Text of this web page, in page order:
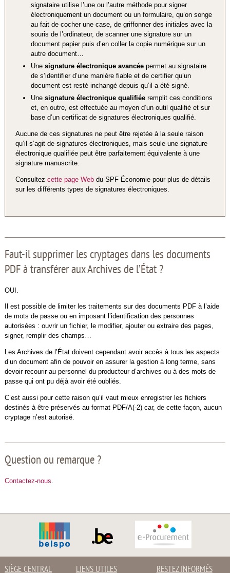
signataire utilise l’une ou l’autre méthode pour signer
électroniquement un document ou un formulaire, qu’on songe
au fait de cocher une case, de griffonner des initiales avec la
souris de l’ordinateur, de scanner une signature sur un
document papier puis d’en coller la copie numérique sur un
autre document…
Une signature électronique avancéepermet au signataire
de s’identifier d’une manière fiable et de certifier qu’un
document est resté inchangé depuis qu’il a été signé.
Une signature électronique qualifiéeremplit ces conditions
et, en outre, est effectuée au moyen d’un outil qualifié et sur
base d’un certificat de signatures électroniques qualifié.
Aucune de ces signatures ne peut être rejetée à la seule raison
qu’il s’agit de signatures électroniques, mais seule une signature
électronique qualifiée peut être parfaitement équivalente à une
signature manuscrite.
Consultez cette page Webdu SPF Économie pour plus de détails
sur les différents types de signatures électroniques.
Faut-il supprimer les cryptages dans les documents
PDF à transférer aux Archives de l’État ?
OUI.
Il est possible de limiter les traitements sur des documents PDF à l’aide
de mots de passe ou en imposant l’identification des personnes
autorisées : ouvrir un fichier, le modifier, ajouter ou extraire des pages,
signer, remplir des champs…
Les Archives de l’État doivent cependant avoir accès à tous les aspects
d’un document afin de pouvoir en assurer la gestion à long terme, sans
devoir recourir au personnel du producteur d’archives ou à des mots de
passe qui ont pu déjà avoir été oubliés.
C’est aussi pour cette raison qu’il vaut mieux enregistrer les fichiers
destinés à être préservés au format PDF/A(-2) car, de cette façon, aucun
cryptage n’est autorisé.
Question ou remarque ?
Contactez-nous
SIÈGE CENTRAL LIENS UTILES RESTEZ INFORMÉS